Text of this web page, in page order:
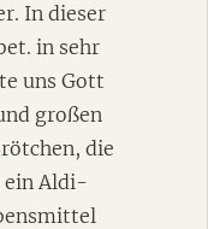
In dieser
in sehr
uns Gott
großen
die
ein Aldi-